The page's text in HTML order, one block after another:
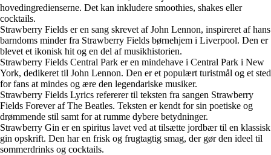
hovedingredienserne. Det kan inkludere smoothies, shakes eller
cocktails.
Strawberry Fields er en sang skrevet af John Lennon, inspireret af hans
barndoms minder fra Strawberry Fields børnehjem i Liverpool. Den er
blevet et ikonisk hit og en del af musikhistorien.
Strawberry Fields Central Park er en mindehave i Central Park i New
York, dedikeret til John Lennon. Den er et populært turistmål og et sted
for fans at mindes og ære den legendariske musiker.
Strawberry Fields Lyrics refererer til teksten fra sangen Strawberry
Fields Forever af The Beatles. Teksten er kendt for sin poetiske og
drømmende stil samt for at rumme dybere betydninger.
Strawberry Gin er en spiritus lavet ved at tilsætte jordbær til en klassisk
gin opskrift. Den har en frisk og frugtagtig smag, der gør den ideel til
sommerdrinks og cocktails.